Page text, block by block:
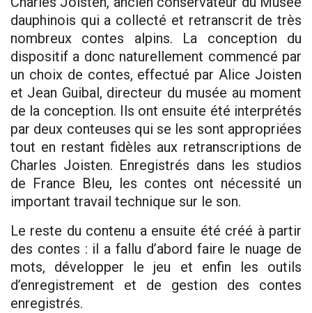
dauphinois qui a collecté et retranscrit de très
nombreux contes alpins. La conception du
dispositif a donc naturellement commencé par
un choix de contes, effectué par Alice Joisten
et Jean Guibal, directeur du musée au moment
de la conception. Ils ont ensuite été interprétés
par deux conteuses qui se les sont appropriées
tout en restant fidèles aux retranscriptions de
Charles Joisten. Enregistrés dans les studios
de France Bleu, les contes ont nécessité un
important travail technique sur le son.
Le reste du contenu a ensuite été créé à partir
des contes : il a fallu d’abord faire le nuage de
mots, développer le jeu et enfin les outils
d’enregistrement et de gestion des contes
enregistrés.